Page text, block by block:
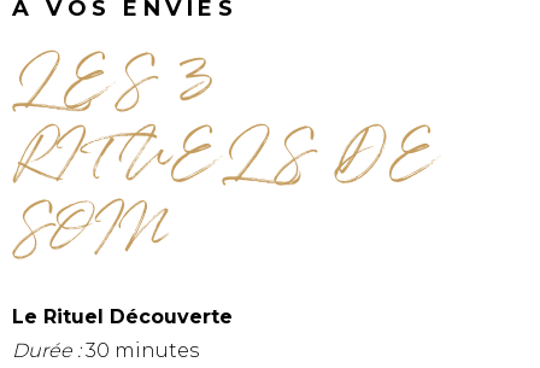
À VOS ENVIES
LES 3
RITUELS DE
SOIN
Le Rituel Découverte
Durée :30 minutes